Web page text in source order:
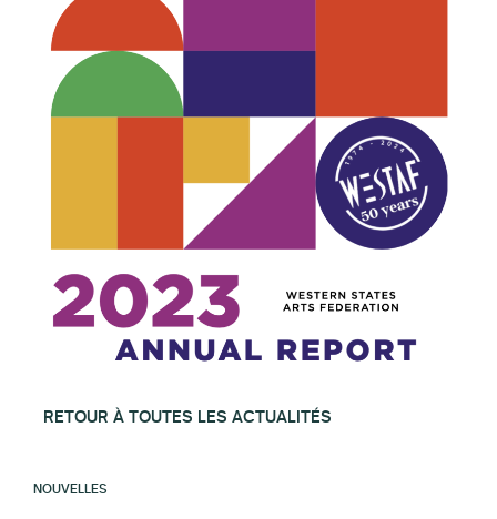
RETOUR À TOUTES LES ACTUALITÉS
NOUVELLES